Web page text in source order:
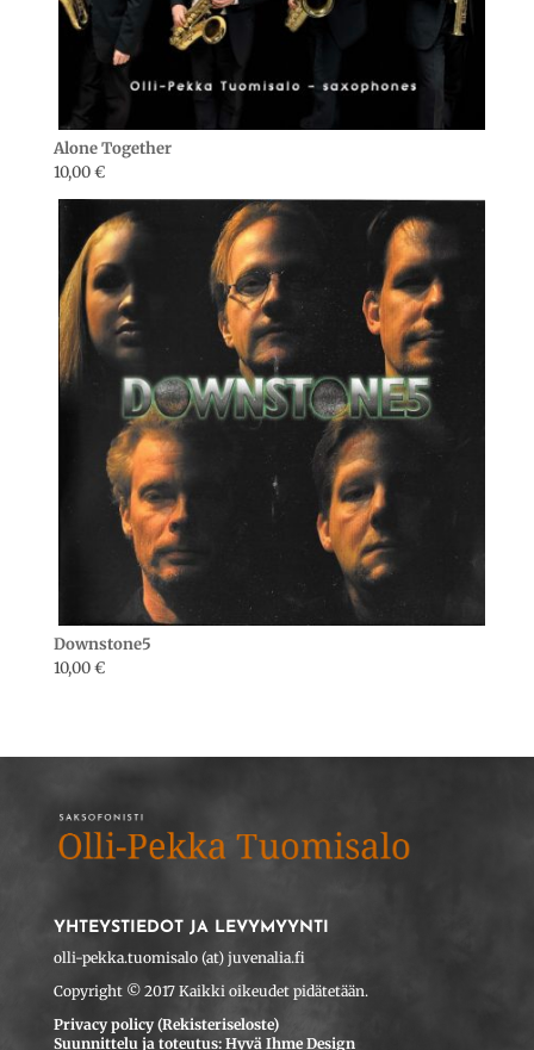
Alone Together
10,00€
Downstone5
10,00€
YHTEYSTIEDOT JA LEVYMYYNTI
olli-pekka.tuomisalo (at) juvenalia.fi
Copyright © 2017 Kaikki oikeudet pidätetään.
Privacy policy (Rekisteriseloste)
Suunnittelu ja toteutus: Hyvä Ihme Design